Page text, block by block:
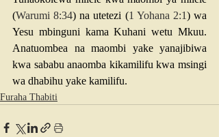
(Warumi 8:34) na utetezi (1 Yohana 2:1) wa
Yesu mbinguni kama Kuhani wetu Mkuu.
Anatuombea na maombi yake yanajibiwa
kwa sababu anaomba kikamilifu kwa msingi
wa dhabihu yake kamilifu.
Furaha Thabiti